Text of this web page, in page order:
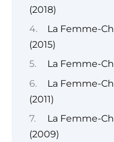
(2018)
La Femme-
(2015)
La Femme-
La Femme-
(2011)
La Femme-
(2009)